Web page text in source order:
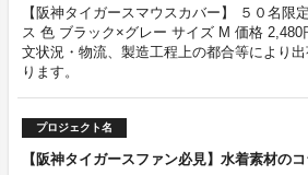
【阪神タイガースマウスカバー】 ５０名限
ス 色 ブラック×グレー サイズ M 価格
文状況・物流、製造工程上の都合等により
ります。
プロジェクト名
【阪神タイガースファン必見】水着素材の